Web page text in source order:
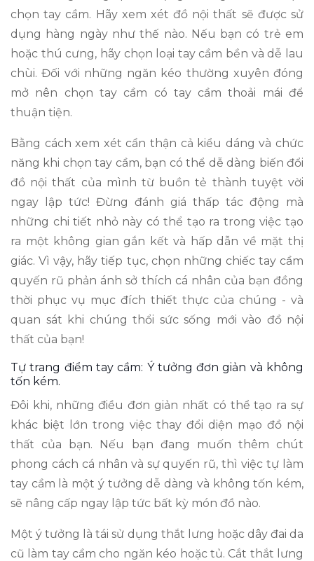
chọn tay cầm. Hãy xem xét đồ nội thất sẽ được sử
dụng hàng ngày như thế nào. Nếu bạn có trẻ em
hoặc thú cưng, hãy chọn loại tay cầm bền và dễ lau
chùi. Đối với những ngăn kéo thường xuyên đóng
mở nên chọn tay cầm có tay cầm thoải mái để
thuận tiện.
Bằng cách xem xét cẩn thận cả kiểu dáng và chức
năng khi chọn tay cầm, bạn có thể dễ dàng biến đổi
đồ nội thất của mình từ buồn tẻ thành tuyệt vời
ngay lập tức! Đừng đánh giá thấp tác động mà
những chi tiết nhỏ này có thể tạo ra trong việc tạo
ra một không gian gắn kết và hấp dẫn về mặt thị
giác. Vì vậy, hãy tiếp tục, chọn những chiếc tay cầm
quyến rũ phản ánh sở thích cá nhân của bạn đồng
thời phục vụ mục đích thiết thực của chúng - và
quan sát khi chúng thổi sức sống mới vào đồ nội
thất của bạn!
Tự trang điểm tay cầm: Ý tưởng đơn giản và không
tốn kém.
Đôi khi, những điều đơn giản nhất có thể tạo ra sự
khác biệt lớn trong việc thay đổi diện mạo đồ nội
thất của bạn. Nếu bạn đang muốn thêm chút
phong cách cá nhân và sự quyến rũ, thì việc tự làm
tay cầm là một ý tưởng dễ dàng và không tốn kém,
sẽ nâng cấp ngay lập tức bất kỳ món đồ nào.
Một ý tưởng là tái sử dụng thắt lưng hoặc dây đai da
cũ làm tay cầm cho ngăn kéo hoặc tủ. Cắt thắt lưng